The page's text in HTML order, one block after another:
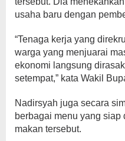
usaha baru dengan
“Tenaga kerja yang
warga yang menjuarai
ekonomi langsung
setempat,” kata Wakil
Nadirsyah juga secara
berbagai menu yang
makan tersebut.